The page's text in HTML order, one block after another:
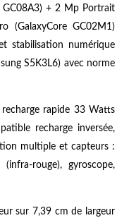
GC08A3) + 2 Mp Portrait
(GalaxyCore GC02M1)
stabilisation numérique
S5K3L6) avec norme
rapide 33 Watts
recharge inversée,
multiple et capteurs :
rouge), gyroscope,
sur 7,39 cm de largeur